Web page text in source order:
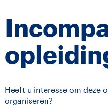
Heeft u interesse om deze
organiseren?